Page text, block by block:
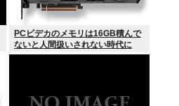
PCビデカのメモリは16GB積んで
ないと人間扱いされない時代に